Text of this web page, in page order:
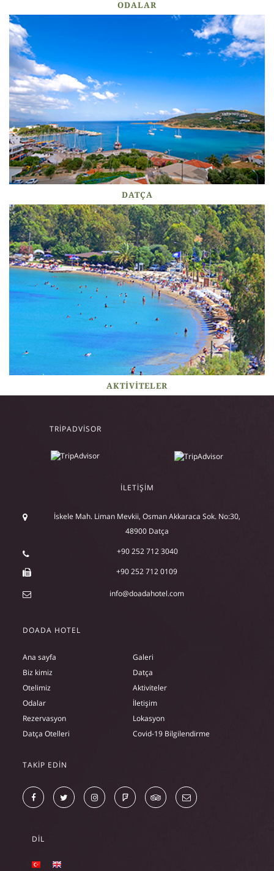
ODALAR
DATÇA
AKTIVITELER
TRIPADVISOR
İLETIŞIM
İskele Mah. Liman Mevkii, Osman Akkaraca Sok. No:30,
48900 Datça
+90 252 712 3040
+90 252 712 0109
info@doadahotel.com
DOADA HOTEL
Ana sayfa
Biz kimiz
Otelimiz
Odalar
Rezervasyon
Datça Otelleri
Galeri
Datça
Aktiviteler
İletişim
Lokasyon
Covid-19 Bilgilendirme
TAKIP EDIN
DIL